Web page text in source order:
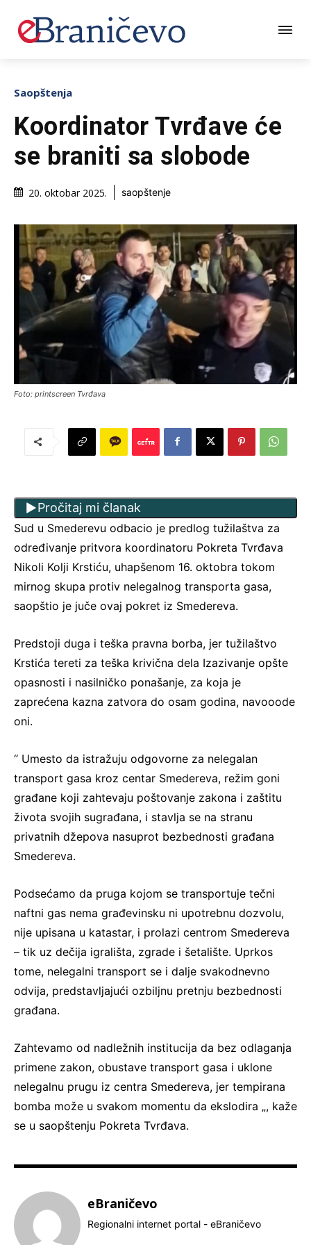
Saopštenja
Koordinator Tvrđave će
se braniti sa slobode
20. oktobar 2025. saopštenje
Foto: printscreen Tvrđava
Pročitaj mi članak
Sud u Smederevu odbacio je predlog tužilaštva za
određivanje pritvora koordinatoru Pokreta Tvrđava
Nikoli Kolji Krstiću, uhapšenom 16. oktobra tokom
mirnog skupa protiv nelegalnog transporta gasa,
saopštio je juče ovaj pokret iz Smedereva.
Predstoji duga i teška pravna borba, jer tužilaštvo
Krstića tereti za teška krivična dela Izazivanje opšte
opasnosti i nasilničko ponašanje, za koja je
zaprećena kazna zatvora do osam godina, navooode
oni.
“ Umesto da istražuju odgovorne za nelegalan
transport gasa kroz centar Smedereva, režim goni
građane koji zahtevaju poštovanje zakona i zaštitu
života svojih sugrađana, i stavlja se na stranu
privatnih džepova nasuprot bezbednosti građana
Smedereva.
Podsećamo da pruga kojom se transportuje tečni
naftni gas nema građevinsku ni upotrebnu dozvolu,
nije upisana u katastar, i prolazi centrom Smedereva
– tik uz dečija igrališta, zgrade i šetalište. Uprkos
tome, nelegalni transport se i dalje svakodnevno
odvija, predstavljajući ozbiljnu pretnju bezbednosti
građana.
Zahtevamo od nadležnih institucija da bez odlaganja
primene zakon, obustave transport gasa i uklone
nelegalnu prugu iz centra Smedereva, jer tempirana
bomba može u svakom momentu da ekslodira „, kaže
se u saopštenju Pokreta Tvrđava.
eBraničevo
Regionalni internet portal - eBraničevo